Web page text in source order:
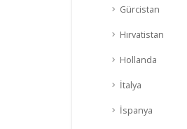
Gürcistan
Hırvatistan
Hollanda
İtalya
İspanya